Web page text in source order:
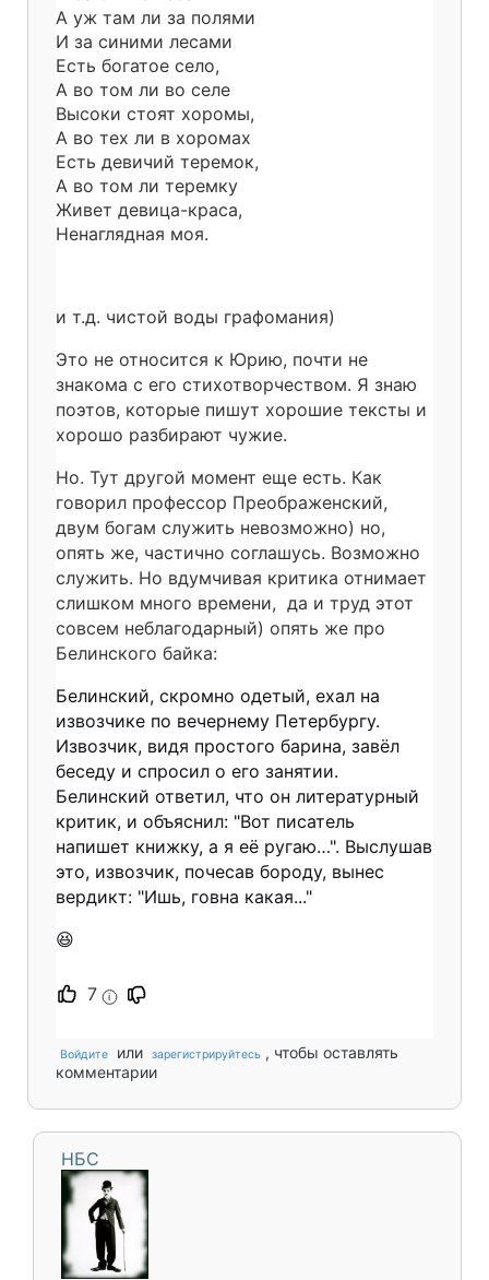
А уж там ли за полями
И за синими лесами
Есть богатое село,
А во том ли во селе
Высоки стоят хоромы,
А во тех ли в хоромах
Есть девичий теремок,
А во том ли теремку
Живет девица-краса,
Ненаглядная моя.
и т.д. чистой воды графомания)
Это не относится к Юрию, почти не
знакома с его стихотворчеством. Я знаю
поэтов, которые пишут хорошие тексты и
хорошо разбирают чужие.
Но. Тут другой момент еще есть. Как
говорил профессор Преображенский,
двум богам служить невозможно) но,
опять же, частично соглашусь. Возможно
служить. Но вдумчивая критика отнимает
слишком много времени, да и труд этот
совсем неблагодарный) опять же про
Белинского байка:
Белинский, скромно одетый, ехал на
извозчике по вечернему Петербургу.
Извозчик, видя простого барина, завёл
беседу и спросил о его занятии.
Белинский ответил, что он литературный
критик, и объяснил: "Вот писатель
напишет книжку, а я её ругаю…". Выслушав
это, извозчик, почесав бороду, вынес
вердикт: "Ишь, говна какая..."
😆
7 i
Войдите или зарегистрируйтесь , чтобы оставлять
комментарии
НБС